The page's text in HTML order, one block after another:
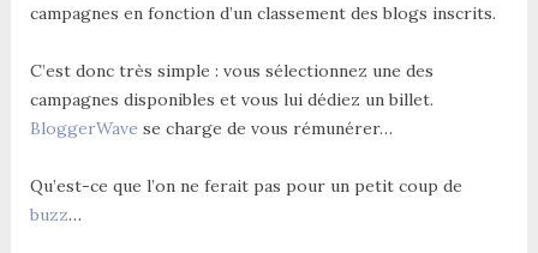
campagnes en fonction d’un classement des blogs inscrits.
C’est donc très simple : vous sélectionnez une des
campagnes disponibles et vous lui dédiez un billet.
BloggerWave se charge de vous rémunérer…
Qu’est-ce que l’on ne ferait pas pour un petit coup de
buzz…